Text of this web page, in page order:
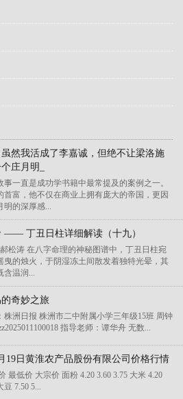
然我活成了李嘉诚，但绝不让梁洛施
庄月明_
事一直是成功学书籍中最常提及的案例之一。
首富，他不仅在商业上拥有庞大的帝国，更因
明的深厚感...
—— 丁丑日柱详细解读（十九）
松涛 在八字命理的神秘图谱中，丁丑日柱宛
曳的烛火，于阴湿冻土间散发着独特光晕，其
含温润...
奇妙之旅
株洲日报 株洲市二中附属小学三年级15班 周钟
指导老师：谭华舟 无数...
19日黄淮农产品股份有限公司价格行情
最低价 大宗价 面粉 4.20 3.60 3.75 大米 4.20
7.50 5...